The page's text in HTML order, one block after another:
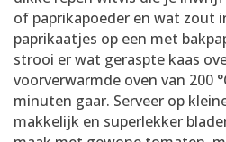
of paprikapoeder en wat zout
paprikaatjes op een met
strooi er wat geraspte kaas
voorverwarmde oven van 200
minuten gaar. Serveer op
makkelijk en superlekker